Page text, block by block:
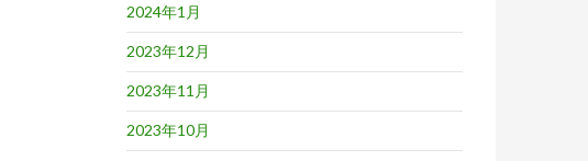
2024年1月
2023年12月
2023年11月
2023年10月